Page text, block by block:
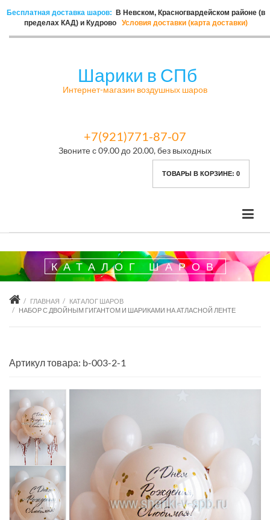
Бесплатная доставка шаров:
В Невском, Красногвардейском районе (в
пределах КАД) и Кудрово
Условия доставки (карта доставки)
Шарики в СПб
Интернет-магазин воздушных шаров
+7(921)771-87-07
Звоните с 09.00 до 20.00, без выходных
ТОВАРЫ В КОРЗИНЕ: 0
КАТАЛОГ ШАРОВ
ГЛАВНАЯ
КАТАЛОГ ШАРОВ
НАБОР С ДВОЙНЫМ ГИГАНТОМ И ШАРИКАМИ НА АТЛАСНОЙ ЛЕНТЕ
Артикул товара: b-003-2-1